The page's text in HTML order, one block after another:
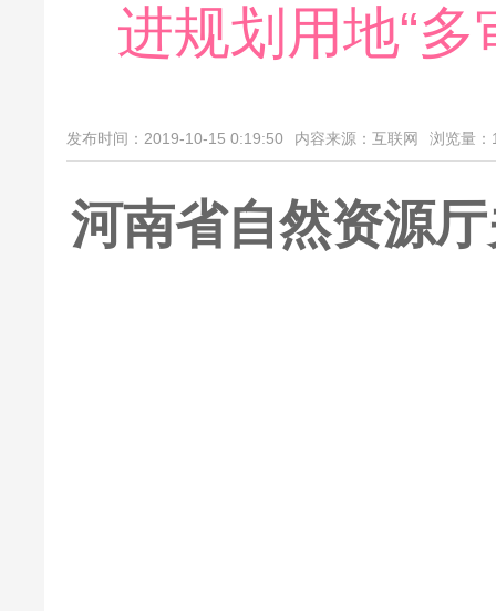
进规划用地“
发布时间：2019-10-15 0:19:50 内容来源：互联网 浏览量：
河南省自然资源